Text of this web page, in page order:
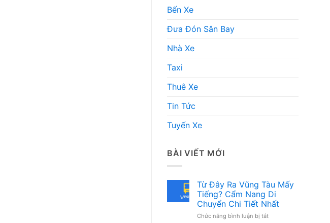
Bến Xe
Đưa Đón Sân Bay
Nhà Xe
Taxi
Thuê Xe
Tin Tức
Tuyến Xe
BÀI VIẾT MỚI
Từ Đây Ra Vũng Tàu Mấy
Tiếng? Cẩm Nang Di
Chuyển Chi Tiết Nhất
Chức năng bình luận bị tắtở